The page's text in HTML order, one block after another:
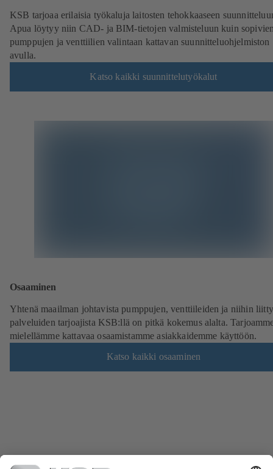
KSB tarjoaa erilaisia työkaluja laitosten tehokkaaseen
Apua löytyy niin CAD- ja BIM-tietojen valmisteluun kuin
pumppujen ja venttiilien valintaan kattavan suunnitteluohjelmiston
avulla.
Katso kaikki suunnittelutyökalut
Osaaminen
Yhtenä maailman johtavista pumppujen, venttiileiden ja niihin
palveluiden tarjoajista KSB:llä on pitkä kokemus alalta.
mielellämme kattavaa osaamistamme asiakkaidemme käyttöön.
Katso kaikki osaaminen